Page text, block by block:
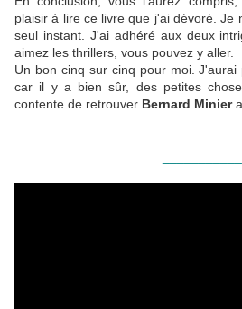
plaisir à lire ce livre que j'ai dévoré. Je
seul instant. J'ai adhéré aux deux
aimez les thrillers, vous pouvez y aller.
Un bon cinq sur cinq pour moi. J'aurai
car il y a bien sûr, des petites
contente de retrouver Bernard Minier